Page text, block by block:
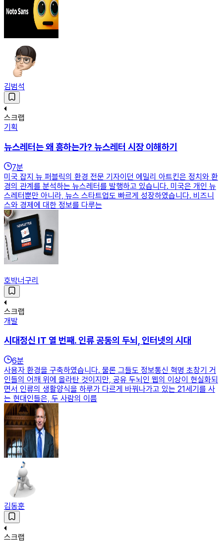
김범석
스크랩
기획
뉴스레터는 왜 흥하는가? 뉴스레터 시장 이해하기
7분
미국 잡지 뉴 퍼블릭의 환경 전문 기자이던 에밀리 아트킨은 정치와 환
경의 관계를 분석하는 뉴스레터를 발행하고 있습니다. 미국은 개인 뉴
스레터뿐만 아니라, 뉴스 스타트업도 빠르게 성장하였습니다. 비즈니
스와 경제에 대한 정보를 다루는
호박너구리
스크랩
개발
시대정신 IT 열 번째. 인류 공동의 두뇌, 인터넷의 시대
6분
사용자 환경을 구축하였습니다. 물론 그들도 정보통신 혁명 초창기 거
인들의 어깨 위에 올라탄 것이지만, 공유 두뇌인 웹의 이상이 현실화되
면서 인류의 생활양식을 하루가 다르게 바꿔나가고 있는 21세기를 사
는 현대인들은, 두 사람의 이름
김동훈
스크랩